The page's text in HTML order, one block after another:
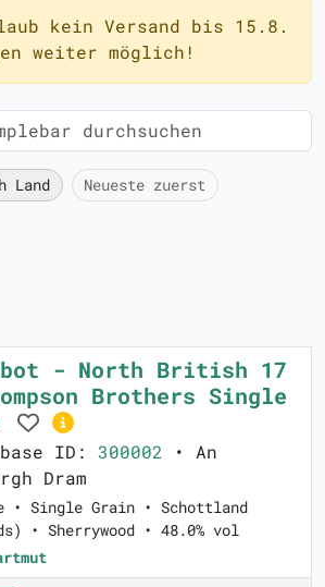
kein Versand bis 15.8.
weiter möglich!
Land
Neueste zuerst
- North British 17
Brothers Single
ID: 300002 • An
Dram
• Single Grain • Schottland
• Sherrywood • 48.0% vol